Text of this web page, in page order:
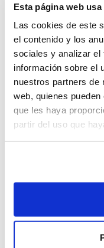
Esta página web
Las cookies de este
el contenido y los
sociales y analizar el
información sobre el
nuestros partners de
web, quienes
que les haya
partir del uso que
Equipamiento
-Edge Pack
-Sensores de
-Sensores de
-Sistema de
-Situación del sistema